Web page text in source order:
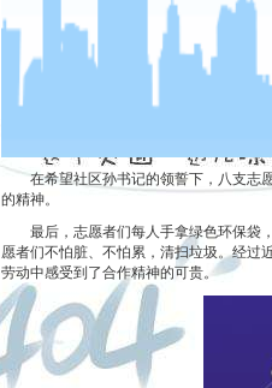
在希望社区孙书记的领誓下，八支志愿
的精神。
最后，志愿者们每人手拿绿色环保袋，
愿者们不怕脏、不怕累，清扫垃圾。经过
劳动中感受到了合作精神的可贵。